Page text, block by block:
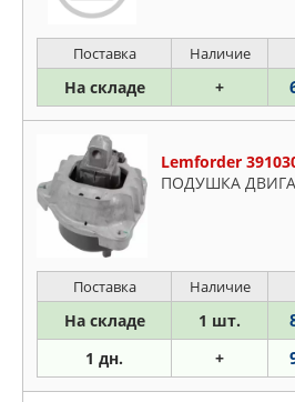
Поставка Наличие
На складе +
Lemforder
ПОДУШКА
Поставка Наличие
На складе 1 шт.
1 дн. +